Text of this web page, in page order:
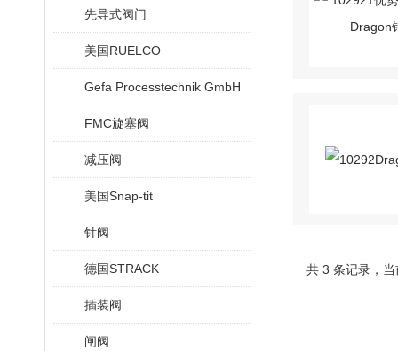
先导式阀门
美国RUELCO
Gefa Processtechnik GmbH
FMC旋塞阀
减压阀
美国Snap-tit
针阀
德国STRACK
插装阀
闸阀
共 3 条记录，